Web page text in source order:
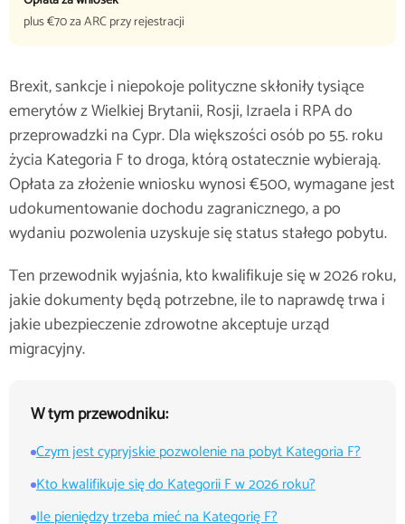
plus €70 za ARC przy rejestracji
Brexit, sankcje i niepokoje polityczne skłoniły tysiące
emerytów z Wielkiej Brytanii, Rosji, Izraela i RPA do
przeprowadzki na Cypr. Dla większości osób po 55. roku
życia Kategoria F to droga, którą ostatecznie wybierają.
Opłata za złożenie wniosku wynosi €500, wymagane jest
udokumentowanie dochodu zagranicznego, a po
wydaniu pozwolenia uzyskuje się status stałego pobytu.
Ten przewodnik wyjaśnia, kto kwalifikuje się w 2026 roku,
jakie dokumenty będą potrzebne, ile to naprawdę trwa i
jakie ubezpieczenie zdrowotne akceptuje urząd
migracyjny.
W tym przewodniku:
Czym jest cypryjskie pozwolenie na pobyt Kategoria F?
Kto kwalifikuje się do Kategorii F w 2026 roku?
Ile pieniędzy trzeba mieć na Kategorię F?